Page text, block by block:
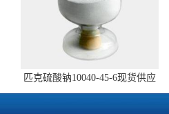
匹克硫酸钠10040-45-6现货供应